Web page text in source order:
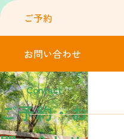
ご予約
お問い合わせ
Contact
ご予約・お